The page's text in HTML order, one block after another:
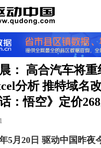
： 高合汽车将
分析 推特域名
话：悟空》定价
5月20日 驱动中国昨夜